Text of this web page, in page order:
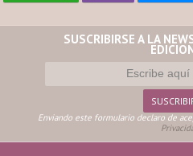
SUSCRIBIRSE A LA
Enviando este formulario declaro de